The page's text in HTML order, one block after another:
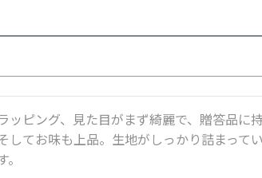
ッピング、見た目がまず綺麗で、贈答品に持
してお味も上品。生地がしっかり詰まって
。